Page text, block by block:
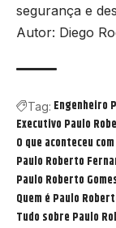
segurança e
Autor: Diego
Tag: Engenheiro
Executivo Paulo
O que aconteceu
Paulo Roberto
Paulo Roberto
Quem é Paulo
Tudo sobre Paulo